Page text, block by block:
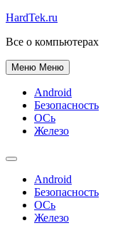
HardTek.ru
Все о компьютерах
Меню Меню
Android
Безопасность
ОСь
Железо
Android
Безопасность
ОСь
Железо